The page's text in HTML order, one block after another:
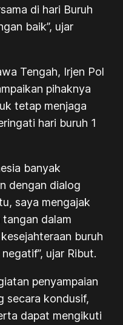
di hari Buruh
baik”, ujar
Tengah, Irjen Pol
pihaknya
tetap menjaga
hari buruh 1
banyak
dengan dialog
saya mengajak
dalam
buruh
ujar Ribut.
penyampaian
secara kondusif,
dapat mengikuti